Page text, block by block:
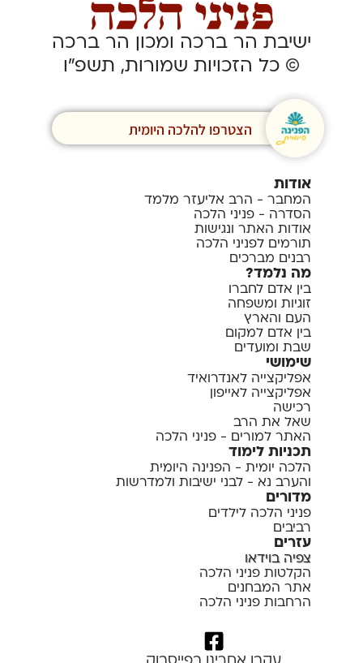
ישיבת הר ברכה ומכון הר ברכה
© כל הזכויות שמורות, תשפ”ו
הצטרפו להלכה היומית
אודות
המחבר - הרב אליעזר מלמד
הסדרה - פניני הלכה
אודות האתר ונגישות
תורמים לפניני הלכה
רבנים מברכים
מה נלמד?
בין אדם לחברו
זוגיות ומשפחה
העם והארץ
בין אדם למקום
שבת ומועדים
שימושי
אפליקצייה לאנדרואיד
אפליקצייה לאייפון
רכישה
שאל את הרב
האתר למורים - פניני הלכה
תכניות לימוד
הלכה יומית - הפנינה היומית
והערב נא - לבני ישיבות ולמדרשות
מדורים
פניני הלכה לילדים
רביבים
עזרים
צפיה בוידאו
הקלטות פניני הלכה
אתר המבחנים
הרחבות פניני הלכה